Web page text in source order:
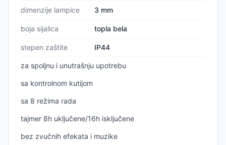
dimenzije lampice 3 mm
boja sijalica topla bela
stepen zaštite IP44
za spoljnu i unutrašnju upotrebu
sa kontrolnom kutijom
sa 8 režima rada
tajmer 8h uključene/16h isključene
bez zvučnih efekata i muzike